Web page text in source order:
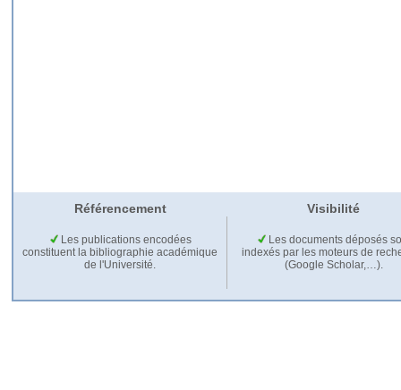
Référencement Visibilité
Les publications encodées
constituent la bibliographie académique
de l'Université.
Les documents déposés
indexés par les moteurs de
(Google Scholar,…).